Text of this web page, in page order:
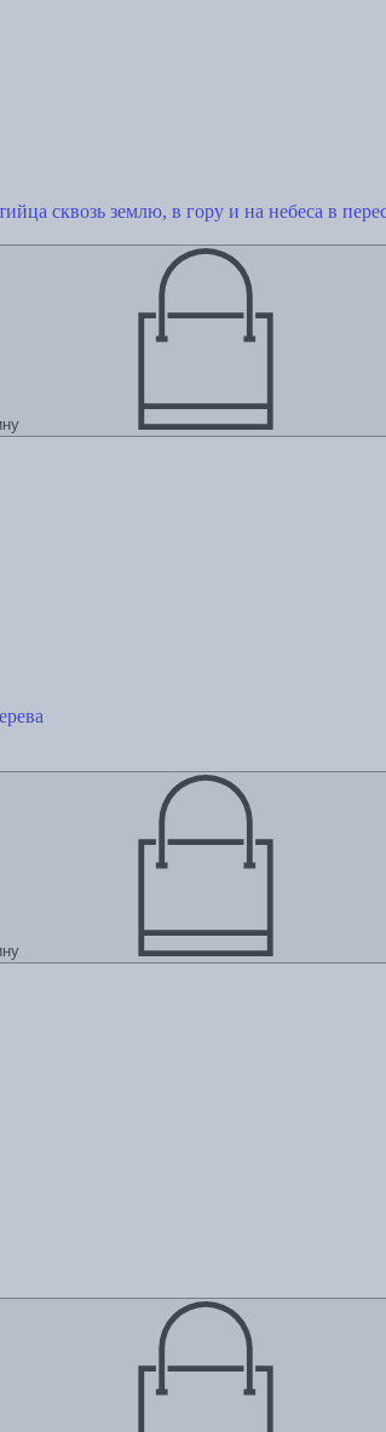
сквозь землю, в гору и на небеса в